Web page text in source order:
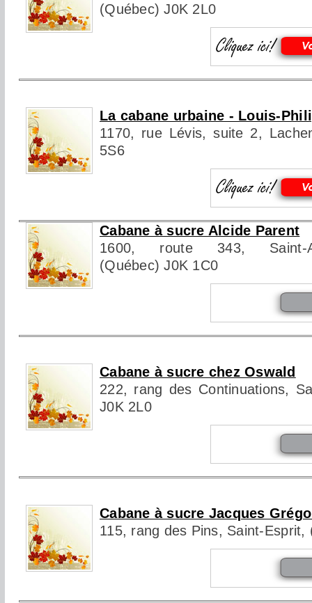
(Québec) J0K 2L0
La cabane urbaine - Louis-
1170, rue Lévis, suite 2,
5S6
Cabane à sucre Alcide Parent
1600, route 343, Saint-
(Québec) J0K 1C0
Cabane à sucre chez Oswald
222, rang des Continuations,
J0K 2L0
Cabane à sucre Jacques
115, rang des Pins, Saint-Esprit,